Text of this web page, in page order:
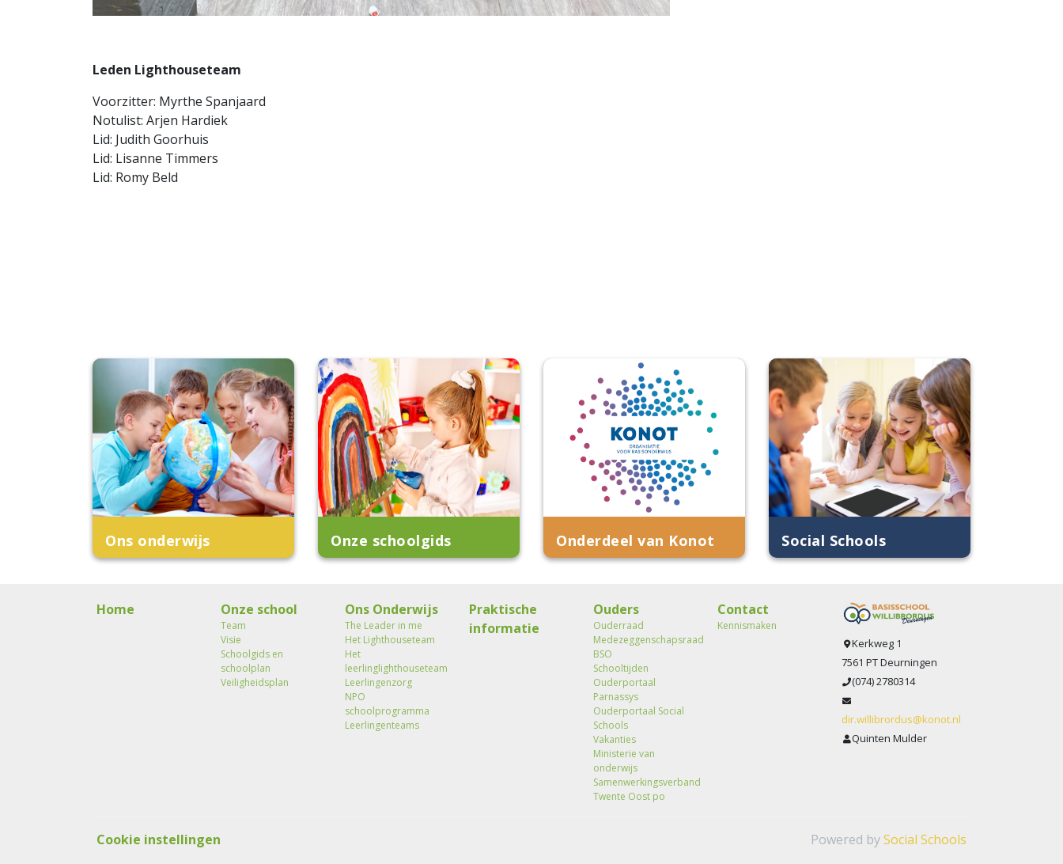
Leden Lighthouseteam
Voorzitter: Myrthe Spanjaard
Notulist: Arjen Hardiek
Lid: Judith Goorhuis
Lid: Lisanne Timmers
Lid: Romy Beld
Ons onderwijs Onze schoolgids Onderdeel van Konot Social Schools
Home Onze school
Team
Visie
Schoolgids en
schoolplan
Veiligheidsplan
Ons Onderwijs
The Leader in me
Het Lighthouseteam
Het
leerlinglighthouseteam
Leerlingenzorg
NPO
schoolprogramma
Leerlingenteams
Praktische
informatie
Ouders
Ouderraad
Medezeggenschapsraad
BSO
Schooltijden
Ouderportaal
Parnassys
Ouderportaal Social
Schools
Vakanties
Ministerie van
onderwijs
Samenwerkingsverband
Twente Oost po
Contact
Kennismaken
Kerkweg 1
7561 PT Deurningen
(074) 2780314
dir.willibrordus@konot.nl
Quinten Mulder
Cookie instellingen Powered bySocial Schools